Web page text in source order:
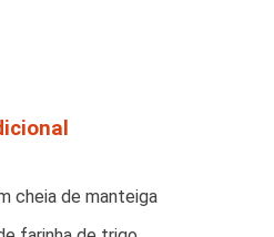
cheia de manteiga